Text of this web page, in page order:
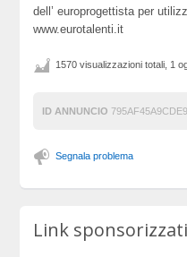
dell’ europrogettista per
www.eurotalenti.it
1570 visualizzazioni totali, 1
ID ANNUNCIO
Segnala problema
Link sponsorizzati